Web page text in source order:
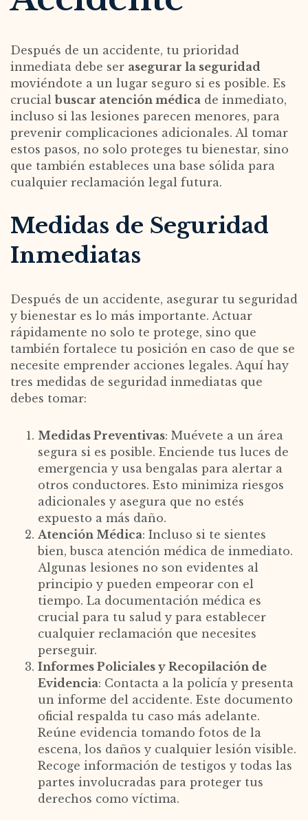
Después de un accidente, tu prioridad
inmediata debe ser asegurar la seguridad
moviéndote a un lugar seguro si es posible. Es
crucialbuscar atención médica de inmediato,
incluso si las lesiones parecen menores, para
prevenir complicaciones adicionales. Al tomar
estos pasos, no solo proteges tu bienestar, sino
que también estableces una base sólida para
cualquier reclamación legal futura.
Medidas de Seguridad
Inmediatas
Después de un accidente, asegurar tu seguridad
y bienestar es lo más importante. Actuar
rápidamente no solo te protege, sino que
también fortalece tu posición en caso de que se
necesite emprender acciones legales. Aquí hay
tres medidas de seguridad inmediatas que
debes tomar:
Medidas Preventivas: Muévete a un área
segura si es posible. Enciende tus luces de
emergencia y usa bengalas para alertar a
otros conductores. Esto minimiza riesgos
adicionales y asegura que no estés
expuesto a más daño.
Atención Médica: Incluso si te sientes
bien, busca atención médica de inmediato.
Algunas lesiones no son evidentes al
principio y pueden empeorar con el
tiempo. La documentación médica es
crucial para tu salud y para establecer
cualquier reclamación que necesites
perseguir.
Informes Policiales y Recopilación de
Evidencia: Contacta a la policía y presenta
un informe del accidente. Este documento
oficial respalda tu caso más adelante.
Reúne evidencia tomando fotos de la
escena, los daños y cualquier lesión visible.
Recoge información de testigos y todas las
partes involucradas para proteger tus
derechos como víctima.